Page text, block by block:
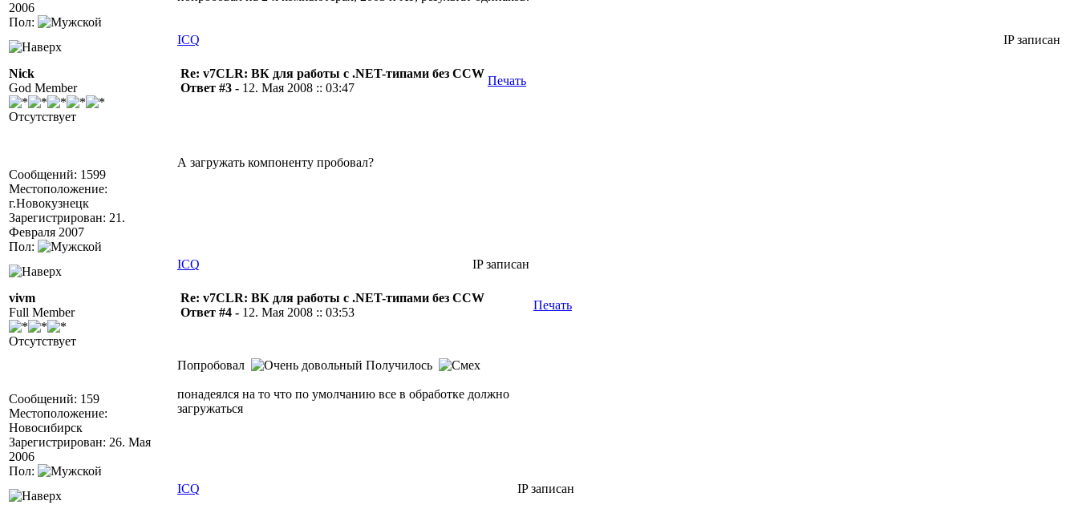
2006
Пол:
ICQ IP записан
Nick
God Member
Отсутствует
Сообщений: 1599
Местоположение:
г.Новокузнецк
Зарегистрирован: 21.
Февраля 2007
Пол:
Re: v7CLR: ВК для работы с .NET-типами без CCW
Ответ #3 - 12. Мая 2008 :: 03:47
Печать
А загружать компоненту пробовал?
ICQ IP записан
vivm
Full Member
Отсутствует
Сообщений: 159
Местоположение:
Новосибирск
Зарегистрирован: 26. Мая
2006
Пол:
Re: v7CLR: ВК для работы с .NET-типами без CCW
Ответ #4 - 12. Мая 2008 :: 03:53
Печать
Попробовал Получилось
понадеялся на то что по умолчанию все в обработке должно
загружаться
ICQ IP записан